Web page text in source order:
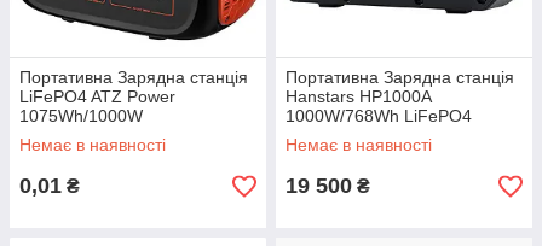
Портативна Зарядна станція
LiFePO4 ATZ Power
1075Wh/1000W
Немає в наявності
0,01 ₴
Портативна Зарядна станція
Hanstars HP1000A
1000W/768Wh LiFePO4
Немає в наявності
19 500 ₴